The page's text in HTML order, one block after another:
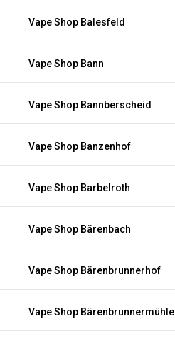
Vape Shop Balesfeld
Vape Shop Bann
Vape Shop Bannberscheid
Vape Shop Banzenhof
Vape Shop Barbelroth
Vape Shop Bärenbach
Vape Shop Bärenbrunnerhof
Vape Shop Bärenbrunnermühle